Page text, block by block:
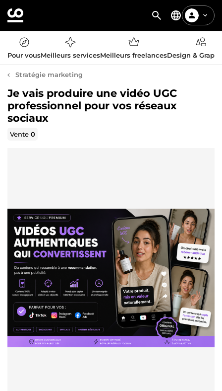
Pour vousMeilleurs servicesMeilleurs freelancesDesign &
Stratégie marketing
Je vais produire une vidéo UGC
professionnel pour vos réseaux
sociaux
Vente0